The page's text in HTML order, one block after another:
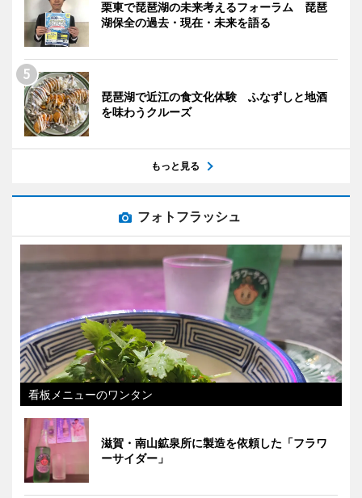
栗東で琵琶湖の未来考えるフォーラム 琵琶
湖保全の過去・現在・未来を語る
琵琶湖で近江の食文化体験 ふなずしと地酒
を味わうクルーズ
もっと見る
フォトフラッシュ
看板メニューのワンタン
滋賀・南山鉱泉所に製造を依頼した「フラワ
ーサイダー」